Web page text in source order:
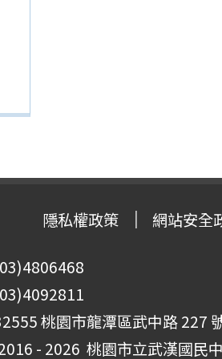
隱私權政策 網站安全
桃園市龍潭區武中路 227
- 2026 桃園市立武漢國民